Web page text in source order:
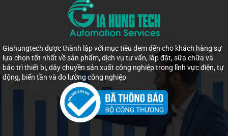
Giahungtech được thành lập với mục tiêu đem đến cho khách hàng sự
lựa chọn tốt nhất về sản phẩm, dịch vụ tư vấn, lắp đặt, sữa chữa và
bảo trì thiết bị, dây chuyền sản xuất công nghiệp trong lĩnh vực điện, tự
động, biến tần và đo lường công nghiệp